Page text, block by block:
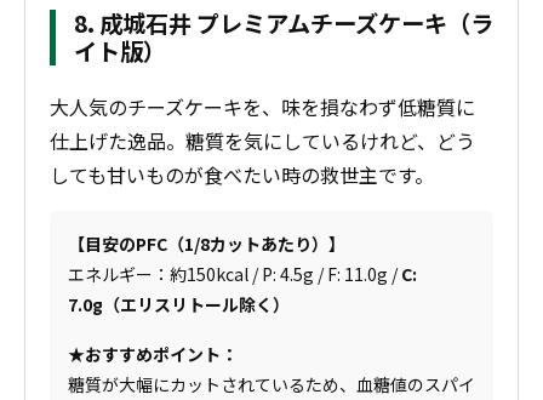
8. 成城石井 プレミアムチーズケーキ（ラ
イト版）
大人気のチーズケーキを、味を損なわず低糖質に
仕上げた逸品。糖質を気にしているけれど、どう
しても甘いものが食べたい時の救世主です。
【目安のPFC（1/8カットあたり）】
エネルギー：約150kcal / P: 4.5g / F: 11.0g /C:
7.0g（エリスリトール除く）
★おすすめポイント：
糖質が大幅にカットされているため、血糖値のスパイ